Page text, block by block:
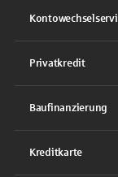
Privatkredit
Baufinanzierung
Kreditkarte